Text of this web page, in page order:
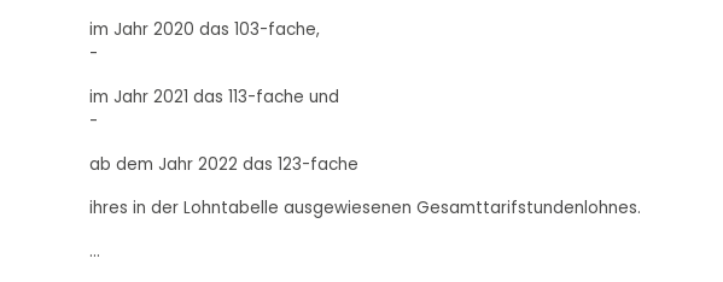
im Jahr 2020 das 103-fache,
-
im Jahr 2021 das 113-fache und
-
ab dem Jahr 2022 das 123-fache
ihres in der Lohntabelle ausgewiesenen Gesamttarifstundenlohnes.
...